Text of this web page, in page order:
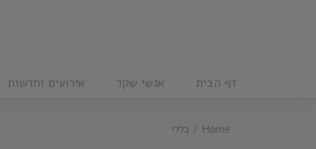
דף הבית אנשי שקד אירועים וחדשות
Home
/ כללי